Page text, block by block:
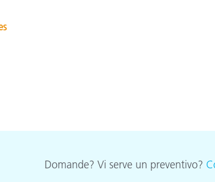
Domande? Vi serve un preventivo?